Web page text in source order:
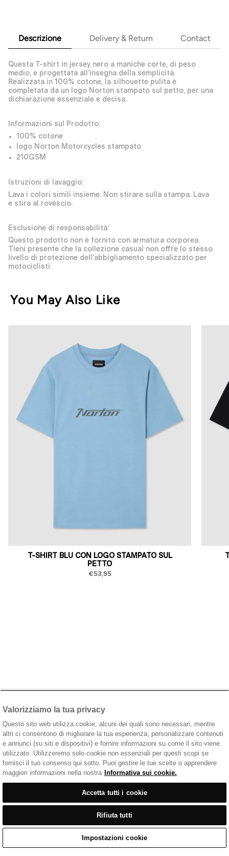
Descrizione Delivery & Return Contact
Questa T-shirt in jersey nero a maniche corte, di peso
medio, è progettata all’insegna della semplicità.
Realizzata in 100% cotone, la silhouette pulita è
completata da un logo Norton stampato sul petto, per una
dichiarazione essenziale e decisa.
Informazioni sul Prodotto:
100% cotone
logo Norton Motorcycles stampato
210GSM
Istruzioni di lavaggio:
Lava i colori simili insieme. Non stirare sulla stampa. Lava
e stira al rovescio.
Esclusione di responsabilità:
Questo prodotto non è fornito con armatura corporea.
Tieni presente che la collezione casual non offre lo stesso
livello di protezione dell'abbigliamento specializzato per
motociclisti.
You May Also Like
T-SHIRT BLU CON LOGO STAMPATO SUL
PETTO
€53,95
Abbigliamento Casual /
Home Cart Enquiry Waitlist
Valorizziamo la tua privacy
Questo sito web utilizza cookie, alcuni dei quali sono necessari, mentre
altri ci consentono di migliorare la tua esperienza, personalizzare contenuti
e annunci (su siti e dispositivi) e fornire informazioni su come il sito viene
utilizzato. Utilizzeremo solo cookie non essenziali per questi scopi se
fornisci il tuo consenso qui sotto. Puoi gestire le tue scelte o apprendere
maggiori informazioni nella nostra Informativa sui cookie.
Accetta tutti i cookie
Rifiuta tutti
Impostazioni cookie